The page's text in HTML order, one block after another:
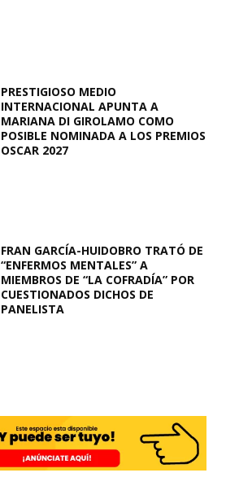
PRESTIGIOSO MEDIO
INTERNACIONAL APUNTA A
MARIANA DI GIROLAMO COMO
POSIBLE NOMINADA A LOS PREMIOS
OSCAR 2027
FRAN GARCÍA-HUIDOBRO TRATÓ DE
“ENFERMOS MENTALES” A
MIEMBROS DE “LA COFRADÍA” POR
CUESTIONADOS DICHOS DE
PANELISTA